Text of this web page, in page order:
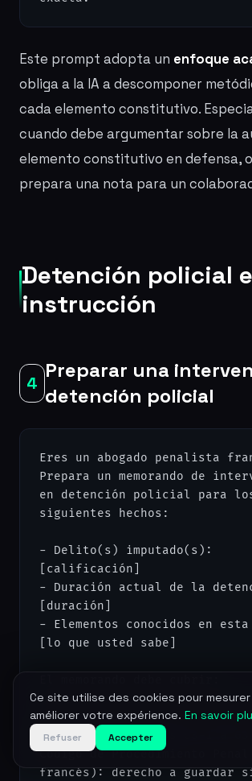
Ce site utilise des cookies pour
améliorer votre expérience. En savoir
Refuser Accepter
Este prompt adopta un enfoque
obliga a la IA a descomponer
cada elemento constitutivo.
cuando debe argumentar sobre la
elemento constitutivo en defensa,
prepara una nota para un
Detención policial e
instrucción
4
Preparar una
detención policial
Eres un abogado penalista
Prepara un memorando de
en detención policial para
siguientes hechos:
- Delito(s) imputado(s):
[calificación]
- Duración actual de la
[duración]
- Elementos conocidos en
[lo que usted sabe]
1. Recordatorio de los
detenido (artículos 63-1 a
Código de Procedimiento Penal
francés): derecho a guardar